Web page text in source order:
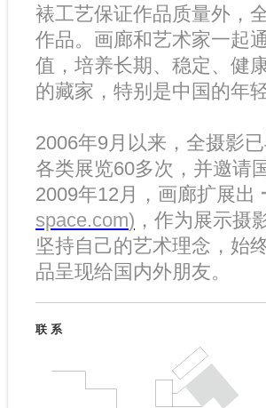
裱工艺保证作品质量外，
作品。画廊和艺术家一起
值，培养长期、稳定、健
的藏家，特别是中国的年轻
2006年9月以来，全摄影
各类展览60多次，并邀请
2009年12月，画廊扩展出
space.com) ，作为展示摄
坚持自己的艺术理念，始
品呈现给国内外朋友。
联 系